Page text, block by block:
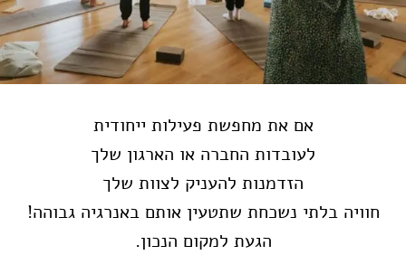
אם את מחפשת פעילות ייחודית
לעובדות החברה או הארגון שלך
הזדמנות להעניק לצוות שלך
חוויה בלתי נשכחת שתטעין אותם באנרגיה גבוהה!
הגעת למקום הנכון.